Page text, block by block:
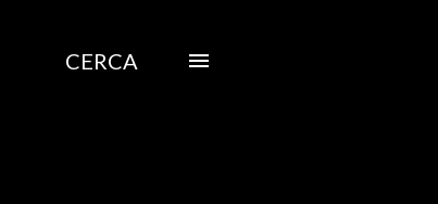
CERCA